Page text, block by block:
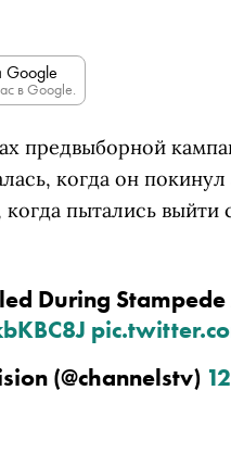
Google
в Google.
предвыборной
когда он
пытались выйти
(@channelstv)